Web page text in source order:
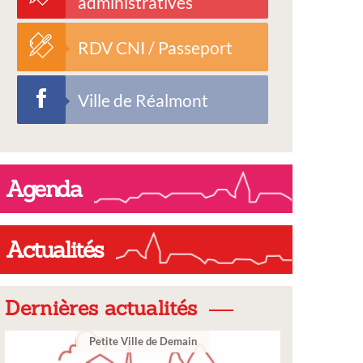
RDV CNI / Passeport
Ville de Réalmont
Agenda
Actualités
Dernières actualités
Ville